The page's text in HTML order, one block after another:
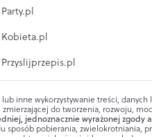
Party.pl
Kobieta.pl
Przyslijprzepis.pl
inne wykorzystywanie treści,
do tworzenia, rozwoju,
jednoznacznie wyrażonej zgody
sposób pobierania, zwielokrotniania,